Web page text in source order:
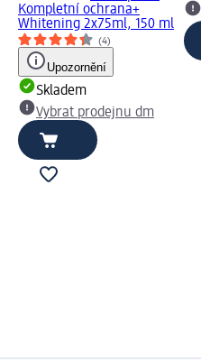
Kompletní ochrana+
Whitening 2x75ml, 150 ml
(4)
Upozornění
Skladem
Vybrat prodejnu dm